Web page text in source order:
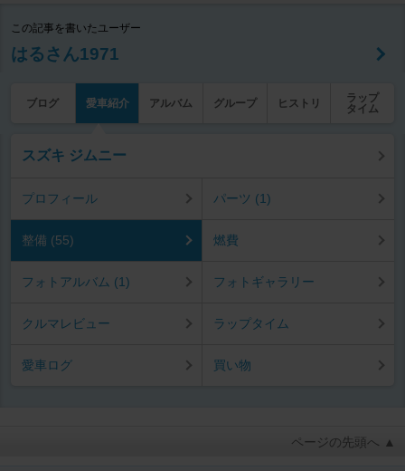
この記事を書いたユーザー
はるさん1971
ブログ 愛車紹介 アルバム グループ ヒストリ
ラップ
タイム
スズキ ジムニー
プロフィール パーツ (1)
整備 (55) 燃費
フォトアルバム (1) フォトギャラリー
クルマレビュー ラップタイム
愛車ログ 買い物
ページの先頭へ ▲